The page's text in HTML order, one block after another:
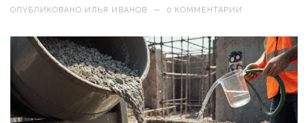
ОПУБЛИКОВАНО ИЛЬЯ ИВАНОВ — 0 КОММЕНТАРИИ